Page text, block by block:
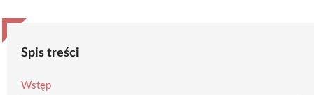
Spis treści
Wstęp